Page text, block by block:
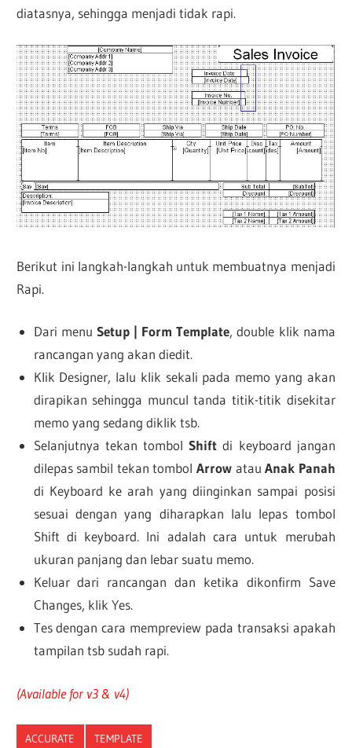
diatasnya, sehingga menjadi tidak rapi.
Berikut ini langkah-langkah untuk membuatnya menjadi
Rapi.
Dari menu Setup | Form Template, double klik nama
rancangan yang akan diedit.
Klik Designer, lalu klik sekali pada memo yang akan
dirapikan sehingga muncul tanda titik-titik disekitar
memo yang sedang diklik tsb.
Selanjutnya tekan tombolShift di keyboard jangan
dilepas sambil tekan tombol ArrowatauAnak Panah
di Keyboard ke arah yang diinginkan sampai posisi
sesuai dengan yang diharapkan lalu lepas tombol
Shift di keyboard. Ini adalah cara untuk merubah
ukuran panjang dan lebar suatu memo.
Keluar dari rancangan dan ketika dikonfirm Save
Changes, klik Yes.
Tes dengan cara mempreview pada transaksi apakah
tampilan tsb sudah rapi.
(Available for v3 & v4)
ACCURATE TEMPLATE